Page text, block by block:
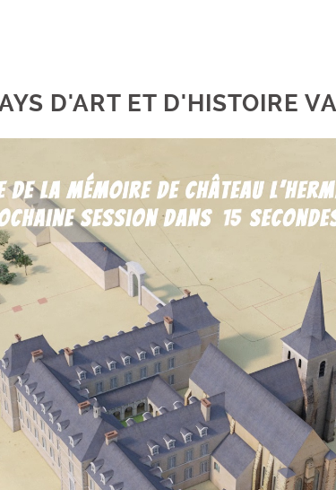
D'ART ET D'HISTOIRE